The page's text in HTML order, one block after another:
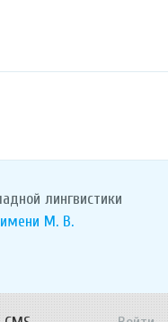
лингвистики
М. В.